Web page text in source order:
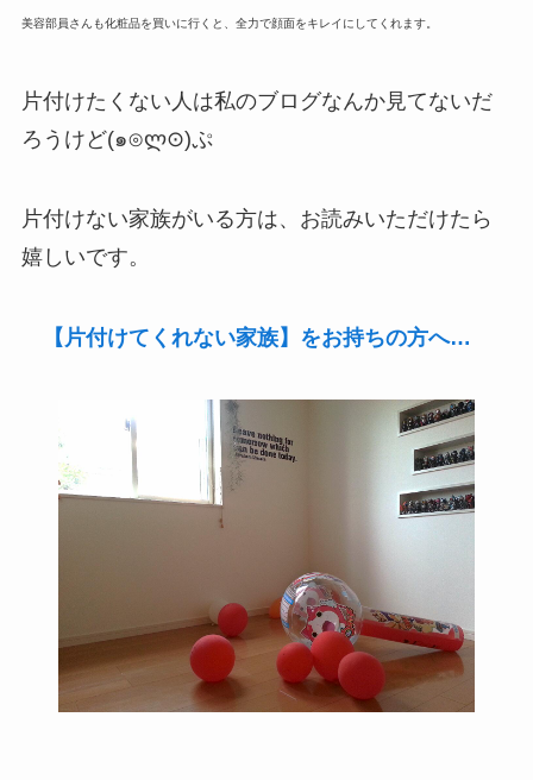
美容部員さんも化粧品を買いに行くと、全力で顔面をキレイにしてくれます。
片付けたくない人は私のブログなんか見てないだ
ろうけど(๑⊙ლ⊙)ぷ
片付けない家族がいる方は、お読みいただけたら
嬉しいです。
【片付けてくれない家族】をお持ちの方へ…